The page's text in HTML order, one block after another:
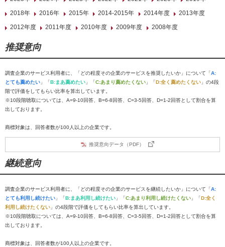
2018年
2016年 2015年 2014-2015年 2014年度
2013年度
2012年度
2011年度 2010年度 2009年度 2008年度
推奨意向
調査企業のサービス利用者に、「どの程度その企業のサービスを推奨したいか」について「A:
とても薦めたい 」「B:まあ薦めたい 」「C:あまり薦めたくない 」「D:全く薦めたくない 」の4段
階で評価をしてもらい比率を算出しています。
※10段階聴取については、A=9-10回答、B=6-8回答、C=3-5回答、D=1-2回答として割合を算
出しております。
商標対象は、回答者数が100人以上の企業です。
推奨意向データ（PDF）
継続意向
調査企業のサービス利用者に、「どの程度その企業のサービスを継続したいか」について「A:
とても利用し続けたい 」「B:まあ利用し続けたい 」「C:あまり利用し続けたくない 」「D:全く
利用し続けたくない 」の4段階で評価をしてもらい比率を算出しています。
※10段階聴取については、A=9-10回答、B=6-8回答、C=3-5回答、D=1-2回答として割合を算
出しております。
商標対象は、回答者数が100人以上の企業です。